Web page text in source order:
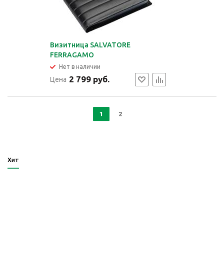
Визитница SALVATORE
FERRAGAMO
Нет в наличии
Цена 2 799 руб.
1 2
Хит